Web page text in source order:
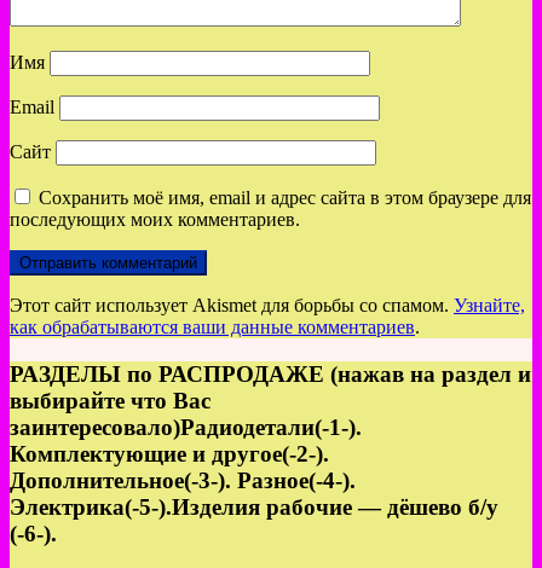
Имя
Email
Сайт
Сохранить моё имя, email и адрес сайта в этом браузере для
последующих моих комментариев.
Этот сайт использует Akismet для борьбы со спамом. Узнайте,
как обрабатываются ваши данные комментариев.
РАЗДЕЛЫ по РАСПРОДАЖЕ (нажав на раздел и
выбирайте что Вас
заинтересовало)Радиодетали(-1-).
Комплектующие и другое(-2-).
Дополнительное(-3-). Разное(-4-).
Электрика(-5-).Изделия рабочие — дёшево б/у
(-6-).